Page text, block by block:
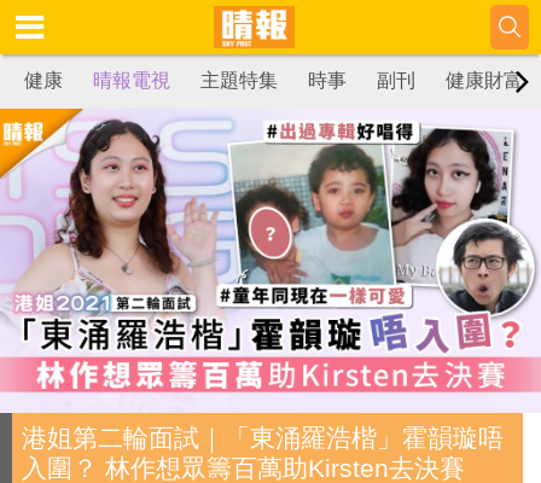
健康 晴報電視 主題特集 時事 副刊 健康財富
港姐第二輪面試｜「東涌羅浩楷」霍韻璇唔
入圍？ 林作想眾籌百萬助Kirsten去決賽